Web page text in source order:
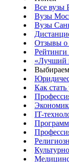
Все вузы
Вузы
Вузы
Отзывы о
Рейтинги
«Лучший
Выбираем
Как
IT-